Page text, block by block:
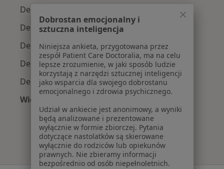
Dermatolodzy z Allianz w Łodzi
Dermatolodzy z Medicover w Łodzi
Dermatolodzy z NFZ w Łodzi
Dermatolodzy z PZU Zdrowie w Łodzi
Dermatolodzy z Signal Iduna w Łodzi
Więcej (4)
Więcej w kategorii: Najpopularniejsze
Dobrostan emocjonalny i
sztuczna inteligencja
Niniejsza ankieta, przygotowana przez
zespół Patient Care Doctoralia, ma na celu
lepsze zrozumienie, w jaki sposób ludzie
korzystają z narzędzi sztucznej inteligencji
jako wsparcia dla swojego dobrostanu
emocjonalnego i zdrowia psychicznego.
Udział w ankiecie jest anonimowy, a wyniki
będą analizowane i prezentowane
wyłącznie w formie zbiorczej. Pytania
dotyczące nastolatków są skierowane
wyłącznie do rodziców lub opiekunów
prawnych. Nie zbieramy informacji
bezpośrednio od osób niepełnoletnich.